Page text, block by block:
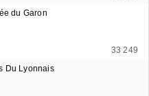
du Garon
33 249
Du Lyonnais